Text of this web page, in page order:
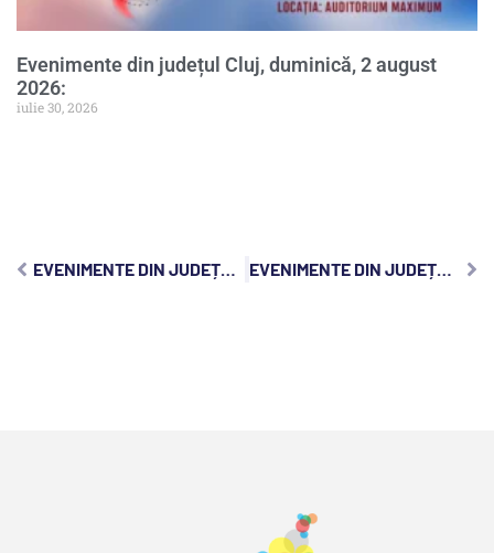
Evenimente din județul Cluj, duminică, 2 august
2026:
iulie 30, 2026
EVENIMENTE DIN JUDEȚUL CLUJ, DUMINICĂ, 26 NOIEMBRIE 2023: EVENIMENTE DIN JUDEȚUL CLUJ, MARȚI, 28 NOIEMBRIE 2023: